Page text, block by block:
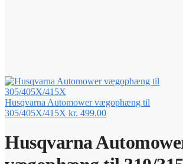
Husqvarna Automower vægophæng til
305/405X/415X kr. 499.00
Husqvarna